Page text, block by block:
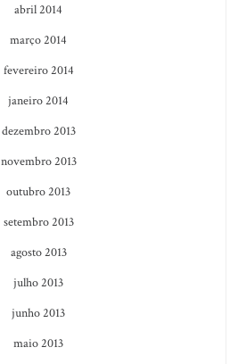
abril 2014
março 2014
fevereiro 2014
janeiro 2014
dezembro 2013
novembro 2013
outubro 2013
setembro 2013
agosto 2013
julho 2013
junho 2013
maio 2013